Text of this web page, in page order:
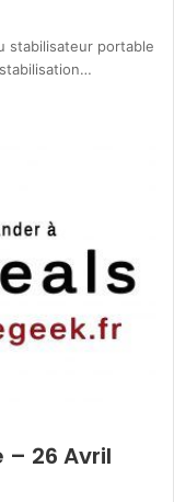
stabilisateur portable
– 26 Avril